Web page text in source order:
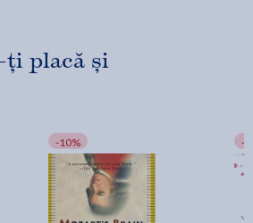
ți placă și
-10% -